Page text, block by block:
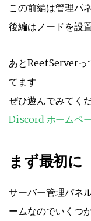
この前編は管理パ
後編はノードを設
あとReefServerっ
てます
ぜひ遊んでみてく
Discordホームペ
まず最初に
サーバー管理パネ
ームなのでいくつ